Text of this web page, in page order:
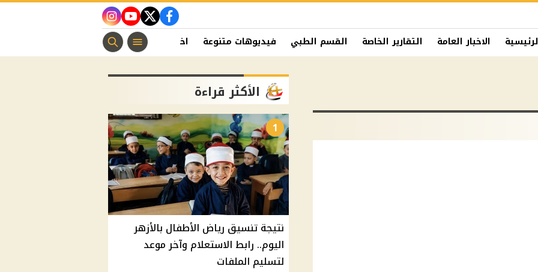
facebook
twitter
youtube
instagram
الاخبار العامة التقارير الخاصة القسم الطبي فيديوهات متنوعة اخبار الفن منوعات مسيحية
الأكثر قراءة
1
نتيجة تنسيق رياض الأطفال بالأزهر
اليوم.. رابط الاستعلام وآخر موعد
لتسليم الملفات